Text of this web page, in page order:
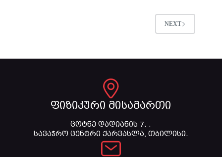
NEXT
ფიზიკური მისამართი
ცოტნე დადიანის 7. .
სავაჭრო ცენტრი ქარვასლა, თბილისი.